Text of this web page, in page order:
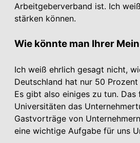
Arbeitgeberverband ist. Ich
stärken können.
Wie könnte man Ihrer
Ich weiß ehrlich gesagt nicht,
Deutschland hat nur 50
Es gibt also einiges zu tun.
Universitäten das
Gastvorträge von
eine wichtige Aufgabe für uns